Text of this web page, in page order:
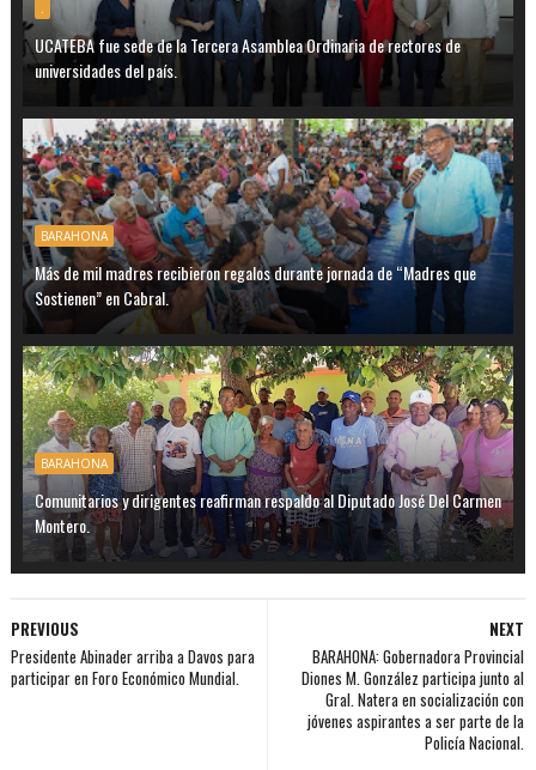
UCATEBA fue sede de la Tercera Asamblea Ordinaria de rectores de
universidades del país.
BARAHONA
Más de mil madres recibieron regalos durante jornada de “Madres que
Sostienen” en Cabral.
BARAHONA
Comunitarios y dirigentes reafirman respaldo al Diputado José Del Carmen
Montero.
NEXT
BARAHONA: Gobernadora Provincial
Diones M. González participa junto al
Gral. Natera en socialización con
jóvenes aspirantes a ser parte de la
Policía Nacional.
PREVIOUS
Presidente Abinader arriba a Davos para
participar en Foro Económico Mundial.